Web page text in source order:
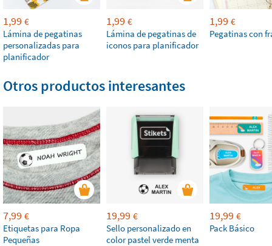
1,99 €
Lámina de pegatinas
personalizadas para
planificador
1,99 €
Lámina de pegatinas de
iconos para planificador
1,99 €
Pegatinas con
Otros productos interesantes
7,99 €
Etiquetas para Ropa
Pequeñas
19,99 €
Sello personalizado en
color pastel verde menta
19,99 €
Pack Básico